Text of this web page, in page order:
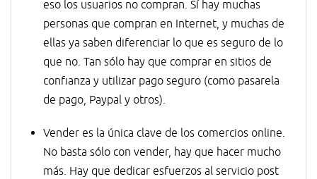
eso los usuarios no compran. Sí hay muchas
personas que compran en Internet, y muchas de
ellas ya saben diferenciar lo que es seguro de lo
que no. Tan sólo hay que comprar en sitios de
confianza y utilizar pago seguro (como pasarela
de pago, Paypal y otros).
Vender es la única clave de los comercios online.
No basta sólo con vender, hay que hacer mucho
más. Hay que dedicar esfuerzos al servicio post